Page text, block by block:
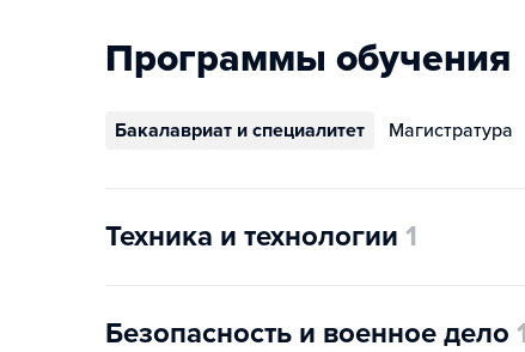
Программы обучения
Бакалавриат и специалитет Магистратура
Техника и технологии 1
Безопасность и военное дело 1